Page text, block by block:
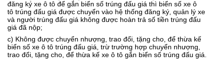
đăng ký xe ô tô để gắn biển số trúng đấu giá thì biển số xe ô
tô trúng đấu giá được chuyển vào hệ thống đăng ký, quản lý xe
và người trúng đấu giá không được hoàn trả số tiền trúng đấu
giá đã nộp;
c) Không được chuyển nhượng, trao đổi, tặng cho, để thừa kế
biển số xe ô tô trúng đấu giá, trừ trường hợp chuyển nhượng,
trao đổi, tặng cho, để thừa kế xe ô tô gắn biển số trúng đấu giá.